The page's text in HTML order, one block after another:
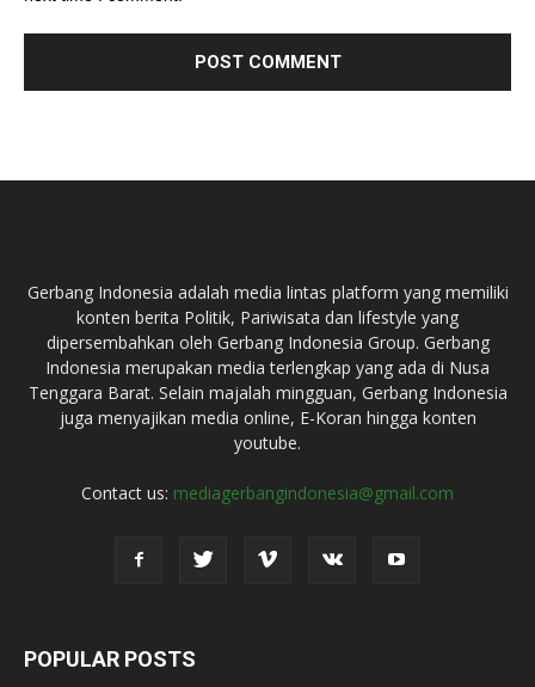
Gerbang Indonesia adalah media lintas platform yang memiliki
konten berita Politik, Pariwisata dan lifestyle yang
dipersembahkan oleh Gerbang Indonesia Group. Gerbang
Indonesia merupakan media terlengkap yang ada di Nusa
Tenggara Barat. Selain majalah mingguan, Gerbang Indonesia
juga menyajikan media online, E-Koran hingga konten
youtube.
Contact us: mediagerbangindonesia@gmail.com
POPULAR POSTS